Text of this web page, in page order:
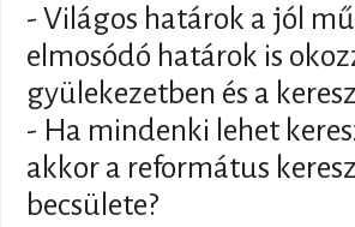
- Világos határok a jól
elmosódó határok is
gyülekezetben és a
- Ha mindenki lehet
akkor a református
becsülete?